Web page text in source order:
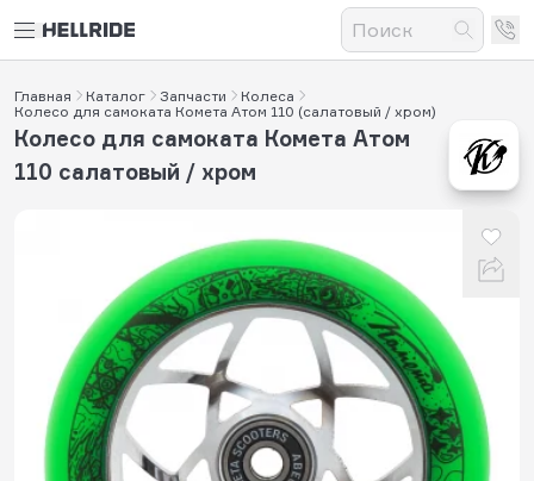
Главная Каталог Запчасти
Колеса
Колесо для самоката Комета Атом 110 (салатовый / хром)
Колесо для самоката Комета Атом
110 салатовый / хром